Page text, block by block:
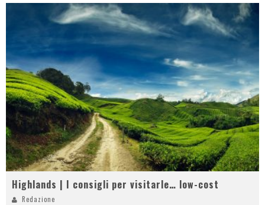
Highlands | I consigli per visitarle… low-cost
Redazione